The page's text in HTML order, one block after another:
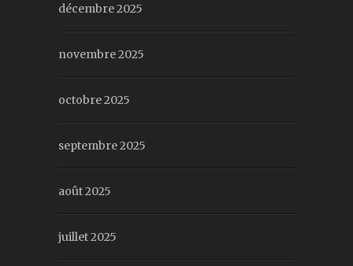
décembre 2025
novembre 2025
octobre 2025
septembre 2025
août 2025
juillet 2025